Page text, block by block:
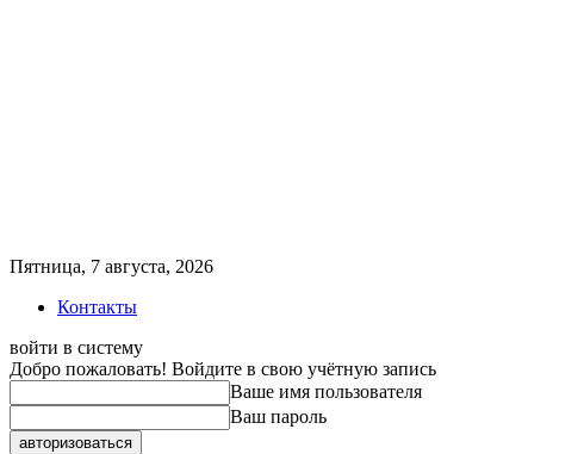
Пятница, 7 августа, 2026
Контакты
войти в систему
Добро пожаловать! Войдите в свою учётную запись
Ваше имя пользователя
Ваш пароль